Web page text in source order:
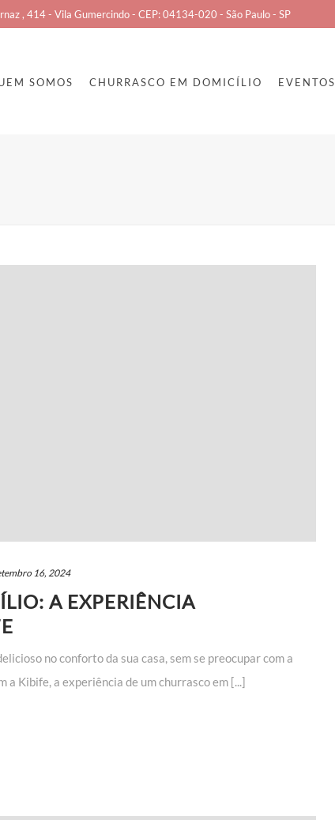
, 414 - Vila Gumercindo - CEP: 04134-020 - São Paulo - SP
SOMOS CHURRASCO EM DOMICÍLIO EVENTOS
16, 2024
A EXPERIÊNCIA
no conforto da sua casa, sem se preocupar com a
a Kibife, a experiência de um churrasco em [...]